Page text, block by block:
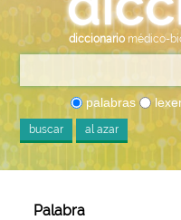
diccionario médico-
palabras
buscar al azar
Palabra